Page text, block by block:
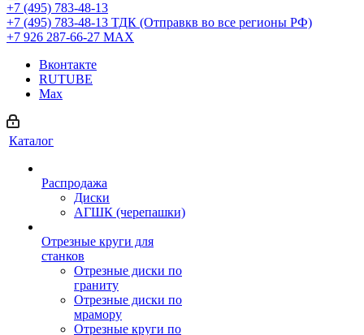
+7 (495) 783-48-13
+7 (495) 783-48-13 ТДК (Отправкв во все регионы РФ)
+7 926 287-66-27 МАХ
Вконтакте
RUTUBE
Max
Каталог
Распродажа
Диски
АГШК (черепашки)
Отрезные круги для
станков
Отрезные диски по
граниту
Отрезные диски по
мрамору
Отрезные круги по